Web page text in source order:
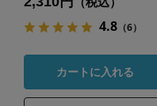
4.8（6）
カートに入れる